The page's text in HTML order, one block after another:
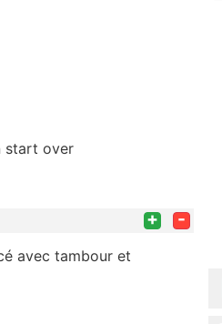
start over
+ -
avec tambour et